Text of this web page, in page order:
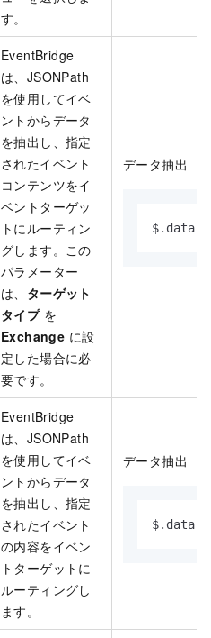
す。
EventBridge
は、JSONPath
を使用してイベ
ントからデータ
を抽出し、指定
されたイベント
コンテンツをイ
ベントターゲッ
トにルーティン
グします。この
パラメーター
は、 ターゲット
タイプを
Exchange に設
定した場合に必
要です。
データ抽出
EventBridge
は、JSONPath
を使用してイベ
ントからデータ
を抽出し、指定
されたイベント
の内容をイベン
トターゲットに
ルーティングし
ます。
データ抽出